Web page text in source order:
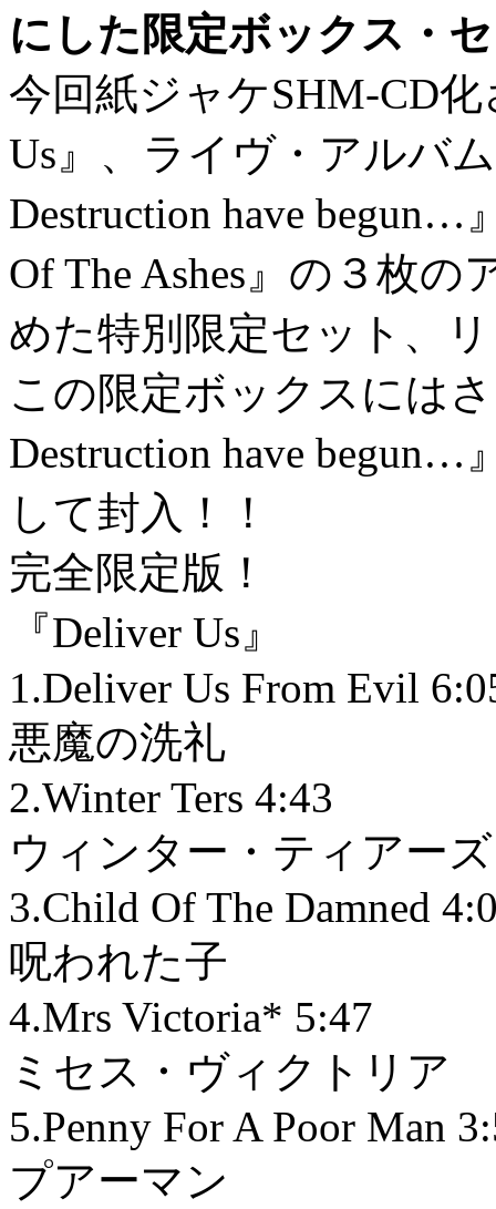
にした限定ボックス・
今回紙ジャケSHM-CD
Us』、ライヴ・アルバム
Destruction have begun…
Of The Ashes』の３枚
めた特別限定セット、
この限定ボックスにはさ
Destruction have
して封入！！
完全限定版！
『Deliver Us』
1.Deliver Us From Evil
悪魔の洗礼
2.Winter Ters 4:43
ウィンター・ティアーズ
3.Child Of The Damned
呪われた子
4.Mrs Victoria* 5:47
ミセス・ヴィクトリア
5.Penny For A Poor Man
プアーマン